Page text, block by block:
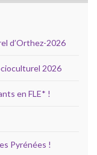
d’Orthez-2026
2026
en FLE* !
Pyrénées !